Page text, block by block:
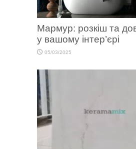
Мармур: розкіш та
у вашому інтер’єрі
05/03/2025